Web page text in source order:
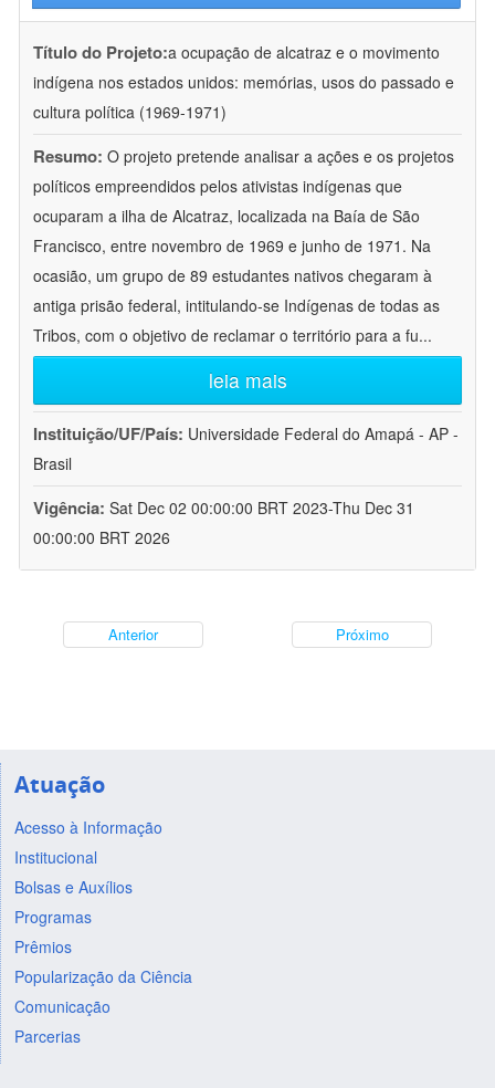
Título do Projeto:a ocupação de alcatraz e o movimento
indígena nos estados unidos: memórias, usos do passado e
cultura política (1969-1971)
Resumo: O projeto pretende analisar a ações e os projetos
políticos empreendidos pelos ativistas indígenas que
ocuparam a ilha de Alcatraz, localizada na Baía de São
Francisco, entre novembro de 1969 e junho de 1971. Na
ocasião, um grupo de 89 estudantes nativos chegaram à
antiga prisão federal, intitulando-se Indígenas de todas as
Tribos, com o objetivo de reclamar o território para a fu...
leia mais
Instituição/UF/País: Universidade Federal do Amapá - AP -
Brasil
Vigência: Sat Dec 02 00:00:00 BRT 2023-Thu Dec 31
00:00:00 BRT 2026
Anterior Próximo
Atuação
Acesso à Informação
Institucional
Bolsas e Auxílios
Programas
Prêmios
Popularização da Ciência
Comunicação
Parcerias